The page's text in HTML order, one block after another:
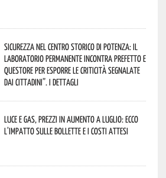
Sicurezza nel Centro Storico di Potenza: il
Laboratorio Permanente incontra Prefetto e
Questore per esporre le criticità segnalate
dai cittadini”. I dettagli
Luce e gas, prezzi in aumento a luglio: ecco
l’impatto sulle bollette e i costi attesi